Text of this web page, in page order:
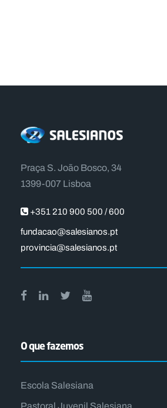
Praça S. João Bosco, 34
1399-007 Lisboa
+351 210 900 500 / 600
fundacao@salesianos.pt
provincia@salesianos.pt
O que fazemos
Escola Salesiana